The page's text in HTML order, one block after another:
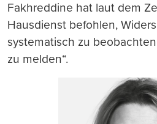
Fakhreddine hat laut dem
Hausdienst befohlen,
systematisch zu
zu melden“.